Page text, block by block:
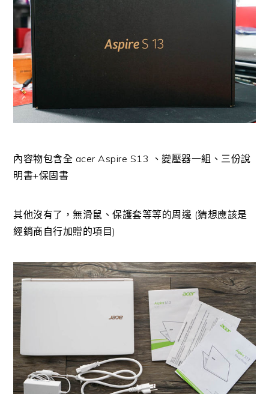
內容物包含全 acer Aspire S13 、變壓器一組、三份說
明書+保固書
其他沒有了，無滑鼠、保護套等等的周邊 (猜想應該是
經銷商自行加贈的項目)